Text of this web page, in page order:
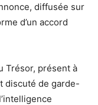
diffusée sur
d’un accord
Trésor, présent à
discuté de garde-